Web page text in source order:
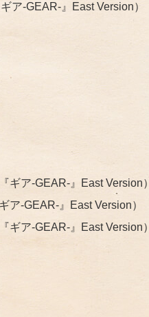
-GEAR-』East Version）
ア-GEAR-』East Version）
-GEAR-』East Version）
ギア-GEAR-』East Version）